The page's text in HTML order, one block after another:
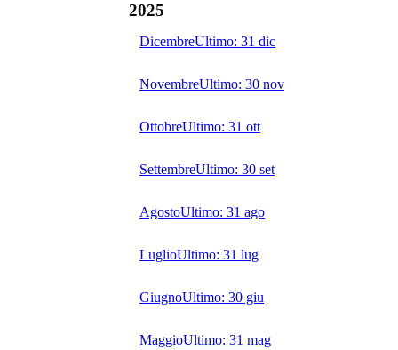
2025
DicembreUltimo: 31 dic
NovembreUltimo: 30 nov
OttobreUltimo: 31 ott
SettembreUltimo: 30 set
AgostoUltimo: 31 ago
LuglioUltimo: 31 lug
GiugnoUltimo: 30 giu
MaggioUltimo: 31 mag